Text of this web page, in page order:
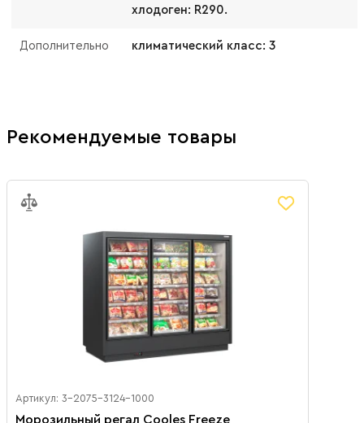
хлодоген: R290.
Дополнительно климатический класс: 3
Рекомендуемые товары
Артикул: 3-2075-3124-1000
Морозильный регал Cooles Freeze